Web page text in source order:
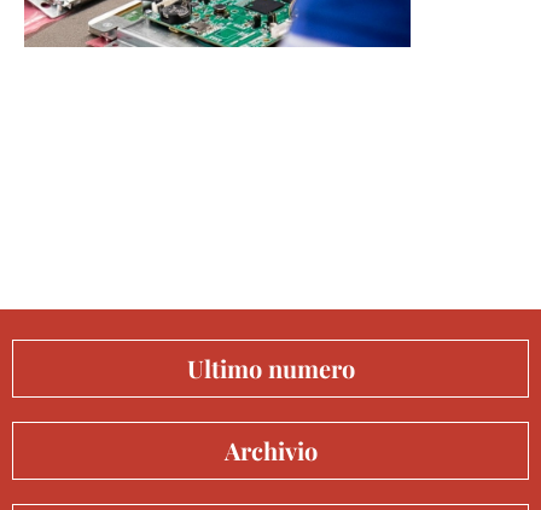
Ultimo numero
Archivio